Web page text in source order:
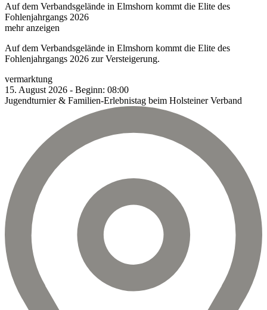
Auf dem Verbandsgelände in Elmshorn kommt die Elite des
Fohlenjahrgangs 2026
mehr anzeigen
Auf dem Verbandsgelände in Elmshorn kommt die Elite des
Fohlenjahrgangs 2026 zur Versteigerung.
vermarktung
15. August 2026 - Beginn: 08:00
Jugendturnier & Familien-Erlebnistag beim Holsteiner Verband